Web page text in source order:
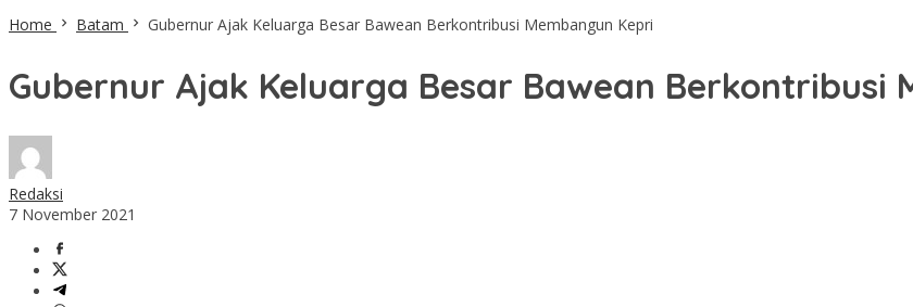
Home Batam Gubernur Ajak Keluarga Besar Bawean Berkontribusi Membangun Kepri
Gubernur Ajak Keluarga Besar Bawean Berkontribusi
Redaksi
7 November 2021